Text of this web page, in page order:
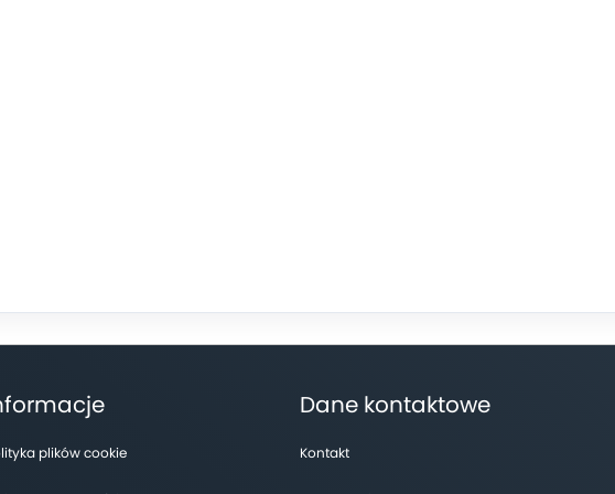
plików cookie
Dane kontaktowe
Kontakt